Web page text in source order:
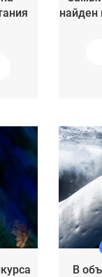
найден
В